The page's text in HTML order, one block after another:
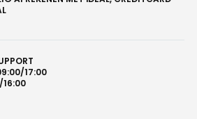
17:00
16:00